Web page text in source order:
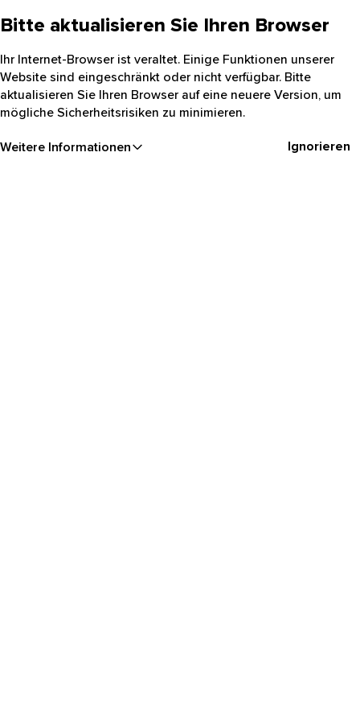
Bitte aktualisieren Sie Ihren Browser
Ihr Internet-Browser ist veraltet. Einige Funktionen unserer
Website sind eingeschränkt oder nicht verfügbar. Bitte
aktualisieren Sie Ihren Browser auf eine neuere Version, um
mögliche Sicherheitsrisiken zu minimieren.
Weitere Informationen Ignorieren